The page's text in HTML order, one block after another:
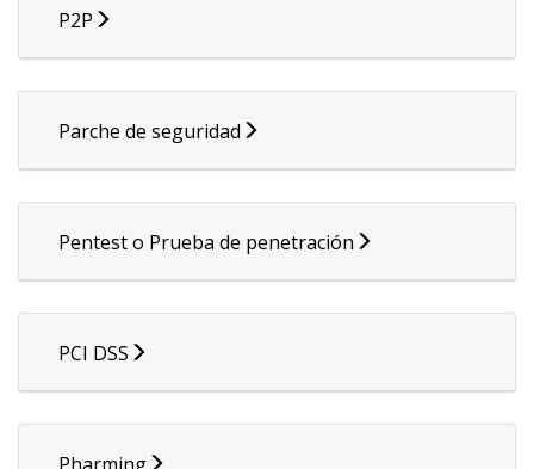
P2P
Parche de seguridad
Pentest o Prueba de penetración
PCI DSS
Pharming